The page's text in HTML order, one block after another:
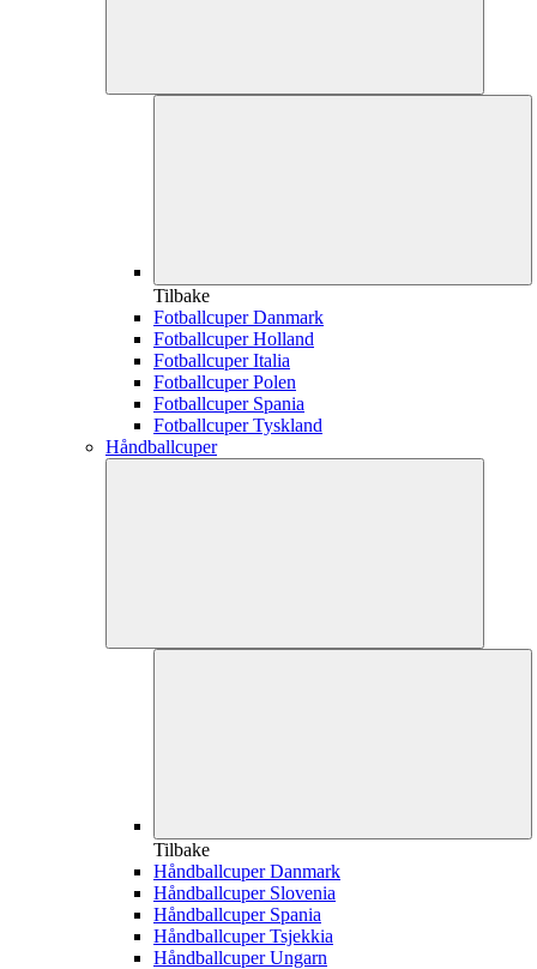
Tilbake
Fotballcuper Danmark
Fotballcuper Holland
Fotballcuper Italia
Fotballcuper Polen
Fotballcuper Spania
Fotballcuper Tyskland
Håndballcuper
Tilbake
Håndballcuper Danmark
Håndballcuper Slovenia
Håndballcuper Spania
Håndballcuper Tsjekkia
Håndballcuper Ungarn